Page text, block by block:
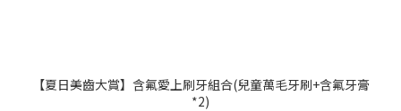
【夏日美齒大賞】含氟愛上刷牙組合(兒童萬毛牙刷+含氟牙膏
*2)